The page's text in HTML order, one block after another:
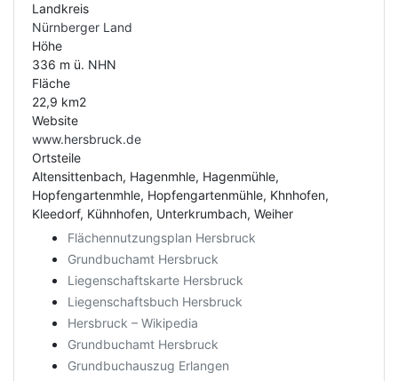
Landkreis
Nürnberger Land
Höhe
336 m ü. NHN
Fläche
22,9 km2
Website
www.hersbruck.de
Ortsteile
Altensittenbach, Hagenmhle, Hagenmühle,
Hopfengartenmhle, Hopfengartenmühle, Khnhofen,
Kleedorf, Kühnhofen, Unterkrumbach, Weiher
Flächennutzungsplan Hersbruck
Grundbuchamt Hersbruck
Liegenschaftskarte Hersbruck
Liegenschaftsbuch Hersbruck
Hersbruck – Wikipedia
Grundbuchamt Hersbruck
Grundbuchauszug Erlangen